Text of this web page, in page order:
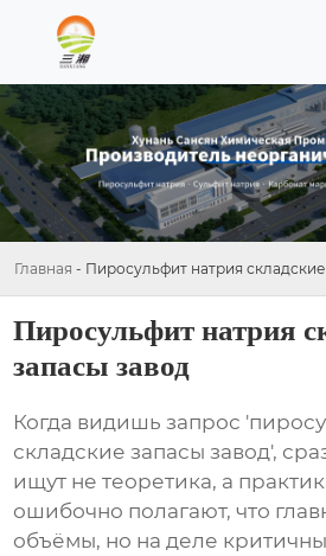
Главная - Пиросульфит натрия
Пиросульфит натрия
запасы завод
Когда видишь запрос
складские запасы завод',
ищут не теоретика, а
ошибочно полагают, что
объёмы, но на деле